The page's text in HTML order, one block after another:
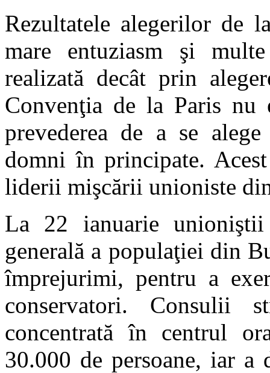
Rezultatele alegerilor de
mare entuziasm şi
realizată decât prin
Convenţia de la Paris nu
prevederea de a se
domni în principate.
liderii mişcării unioniste
La 22 ianuarie
generală a populaţiei din
împrejurimi, pentru a
conservatori. Consulii
concentrată în centrul
30.000 de persoane, iar